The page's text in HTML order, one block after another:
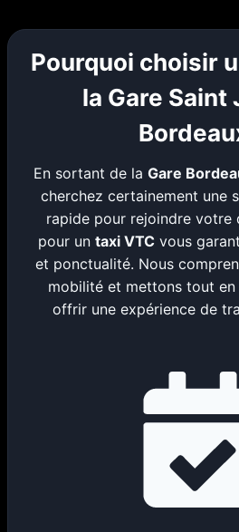
Pourquoi choisir
la Gare Saint
En sortant de la Gare
cherchez certainement une
rapide pour rejoindre votre
pour un taxi VTCvous
et ponctualité. Nous
mobilité et mettons tout
offrir une expérience de